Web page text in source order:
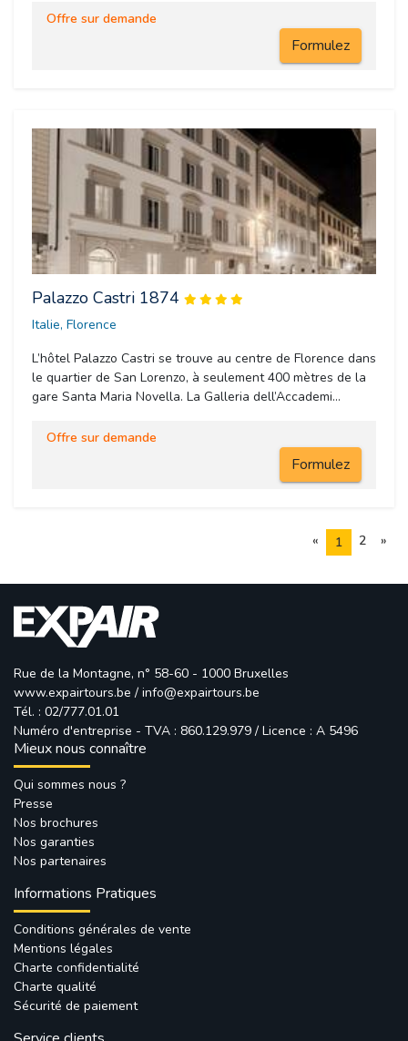
Offre sur demande
Formulez
Palazzo Castri 1874
Italie, Florence
L’hôtel Palazzo Castri se trouve au centre de Florence dans
le quartier de San Lorenzo, à seulement 400 mètres de la
gare Santa Maria Novella. La Galleria dell’Accademi...
Offre sur demande
Formulez
« 1 2 »
Rue de la Montagne, n° 58-60 - 1000 Bruxelles
www.expairtours.be / info@expairtours.be
Tél. : 02/777.01.01
Numéro d'entreprise - TVA : 860.129.979 / Licence : A 5496
Mieux nous connaître
Qui sommes nous ?
Presse
Nos brochures
Nos garanties
Nos partenaires
Informations Pratiques
Conditions générales de vente
Mentions légales
Charte confidentialité
Charte qualité
Sécurité de paiement